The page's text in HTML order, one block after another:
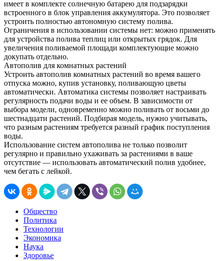
имеет в комплекте солнечную батарею для подзарядки
встроенного в блок управления аккумулятора. Это позволяет
устроить полностью автономную систему полива.
Ограничения в использовании системы нет: можно применять
для устройства полива теплиц или открытых грядок. Для
увеличения поливаемой площади комплектующие можно
докупать отдельно.
Автополив для комнатных растений
Устроить автополив комнатных растений во время вашего
отпуска можно, купив установку, поливающую цветы
автоматически. Автоматика системы позволяет настраивать
регулярность подачи воды и ее объем. В зависимости от
выбора модели, одновременно можно поливать от восьми до
шестнадцати растений. Подбирая модель, нужно учитывать,
что разным растениям требуется разный график поступления
воды.
Использование систем автополива не только позволит
регулярно и правильно ухаживать за растениями в ваше
отсутствие — использовать автоматический полив удобнее,
чем бегать с лейкой.
Общество
Политика
Технологии
Экономика
Наука
Здоровье